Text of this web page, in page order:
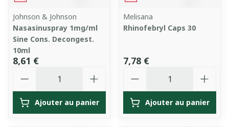
Johnson & Johnson
Nasasinuspray 1mg/ml
Sine Cons. Decongest.
10ml
8,61 €
Ajouter au panier
Melisana
Rhinofebryl Caps 30
7,78 €
Ajouter au panier